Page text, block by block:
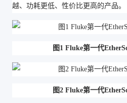
越、功耗更低、性价比更高的产品。
图1 Fluke第一代
图2 Fluke第一代